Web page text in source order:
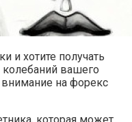
и хотите получать
вашего
на форекс